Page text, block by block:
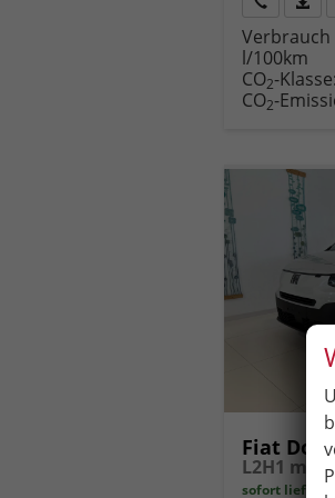
anfordern
l/100km
CO2-Klasse:
CO2-
Fiat
sofort lieferbar